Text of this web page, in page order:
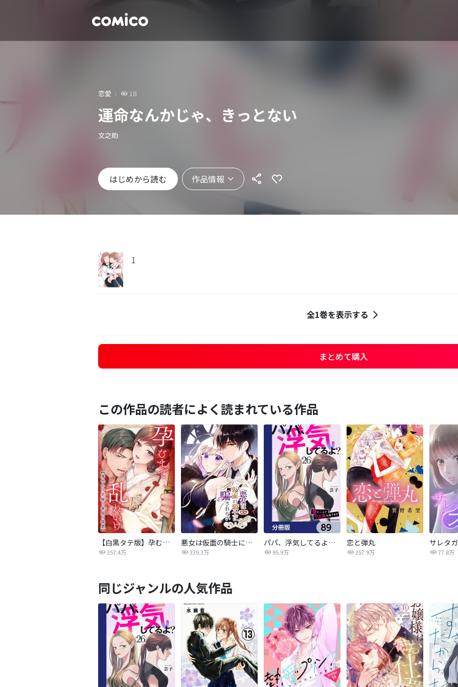
恋愛 18
運命なんかじゃ、きっとない
文之助
はじめから読む 作品情報
1
全1巻を表示する
まとめて購入
この作品の読者によく読まれている作品
【白黒タテ版】孕むまで乱れいけ～身代わり花嫁と軍服の猛愛
357.4万
悪女は仮面の騎士に騙されない
339.3万
パパ、浮気してるよ？娘と二人でクズ夫を捨てます【分冊版】
95.9万
恋と弾丸
257.9万 77.8万
同じジャンルの人気作品